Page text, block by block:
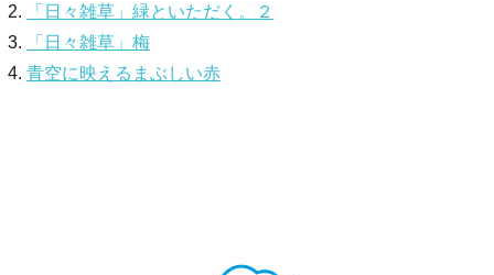
「日々雑草」緑といただく。２
「日々雑草」梅
青空に映えるまぶしい赤